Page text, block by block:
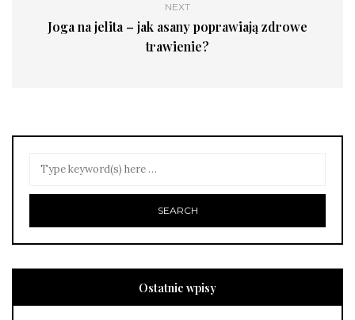
NEXT
Joga na jelita – jak asany poprawiają zdrowe
trawienie?
Ostatnie wpisy